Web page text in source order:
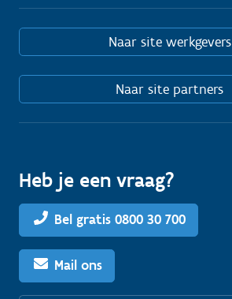
Naar site werkgevers
Naar site partners
Heb je een vraag?
Bel gratis 0800 30 700
Mail ons